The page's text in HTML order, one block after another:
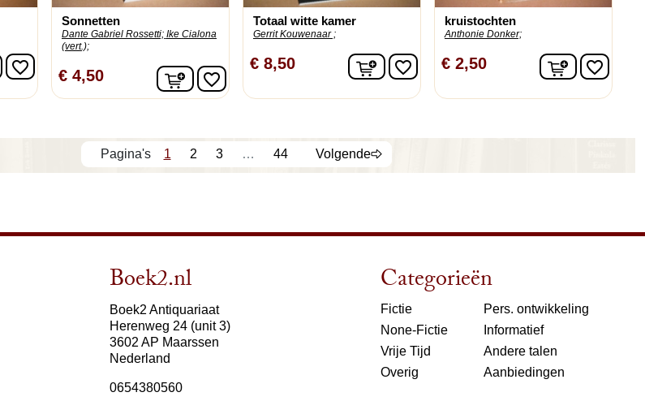
In winkelwagen
favorite_border
Sonnetten
Dante Gabriel Rossetti; Ike Cialona
(vert.);
€ 4,50 In winkelwagen
favorite_border
Totaal witte kamer
Gerrit Kouwenaar ;
€ 8,50 In winkelwagen
favorite_border
kruistochten
Anthonie Donker;
€ 2,50 Infavorite_border
1 2 3 … 44 Volgende
Boek2.nl
Boek2 Antiquariaat
Herenweg 24 (unit 3)
3602 AP Maarssen
Nederland
0654380560
Categorieën
Fictie
None-Fictie
Vrije Tijd
Overig
Pers. ontwikkeling
Informatief
Andere talen
Aanbiedingen